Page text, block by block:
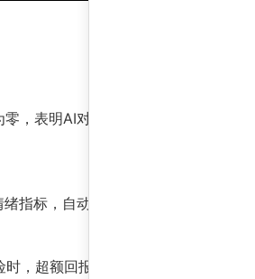
，表明AI对短期趋势延续性充满信心。
指标，自动调整持仓权重，实现风险
，超额回报极为显著。与基准相比，